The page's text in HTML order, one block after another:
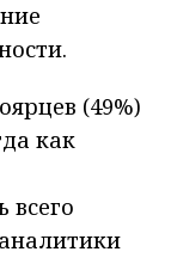
(49%)
как
всего